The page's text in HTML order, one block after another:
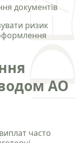
документів
ризик
АО
часто